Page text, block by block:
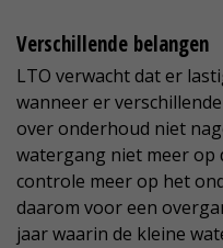
Verschillende belangen
LTO verwacht dat er
wanneer er
over onderhoud niet
watergang niet meer op
controle meer op het
daarom voor een
jaar waarin de kleine